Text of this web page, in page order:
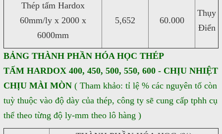
Thép tấm Hardox
60mm/ly x 2000 x
6000mm
5,652 60.000
Thụy
Điển
BẢNG THÀNH PHẦN HÓA HỌC THÉP
TẤM HARDOX 400, 450, 500, 550, 600 - CHỊU NHIỆT
CHỊU MÀI MÒN ( Tham khảo: tỉ lệ % các nguyên tố còn
tuỳ thuộc vào độ dày của thép, công ty sẽ cung cấp tphh cụ
thể theo từng độ ly-mm theo lô hàng )